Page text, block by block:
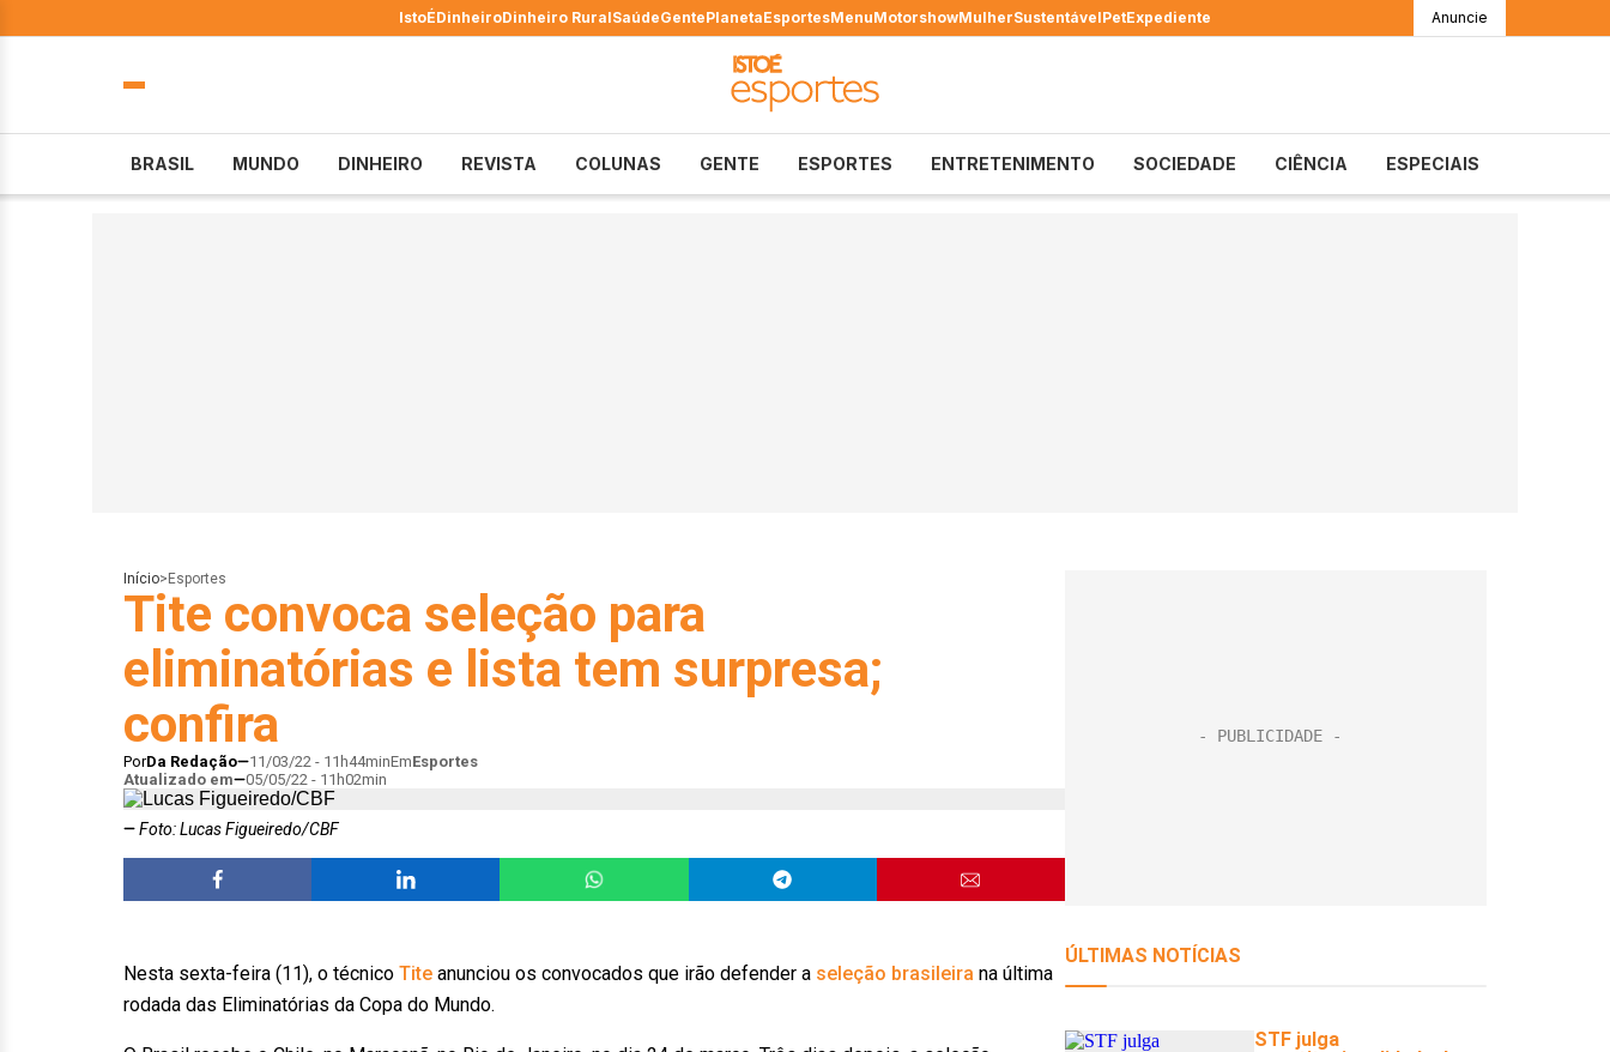
IstoÉDinheiroDinheiro RuralSaúdeGentePlanetaEsportesMenuMotorshowMulherSustentávelPetExpediente Anuncie
BRASIL MUNDO DINHEIRO REVISTA COLUNAS GENTE ESPORTES ENTRETENIMENTO SOCIEDADE CIÊNCIA ESPECIAIS
Início> Esportes
Tite convoca seleção para
eliminatórias e lista tem surpresa;
confira
PorDa Redação 11/03/22 - 11h44minEmEsportes
Atualizado em
05/05/22 - 11h02min
Foto: Lucas Figueiredo/CBF
Nesta sexta-feira (11), o técnico Tite anunciou os convocados que irão defender a seleção brasileira na última
rodada das Eliminatórias da Copa do Mundo.